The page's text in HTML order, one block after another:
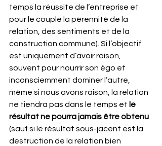
temps la réussite de l’entreprise et
pour le couple la pérennité de la
relation, des sentiments et de la
construction commune). Si l’objectif
est uniquement d’avoir raison,
souvent pour nourrir son égo et
inconsciemment dominer l’autre,
même si nous avons raison, la relation
ne tiendra pas dans le temps et le
résultat ne pourra jamais être obtenu
(sauf si le résultat sous-jacent est la
destruction de la relation bien